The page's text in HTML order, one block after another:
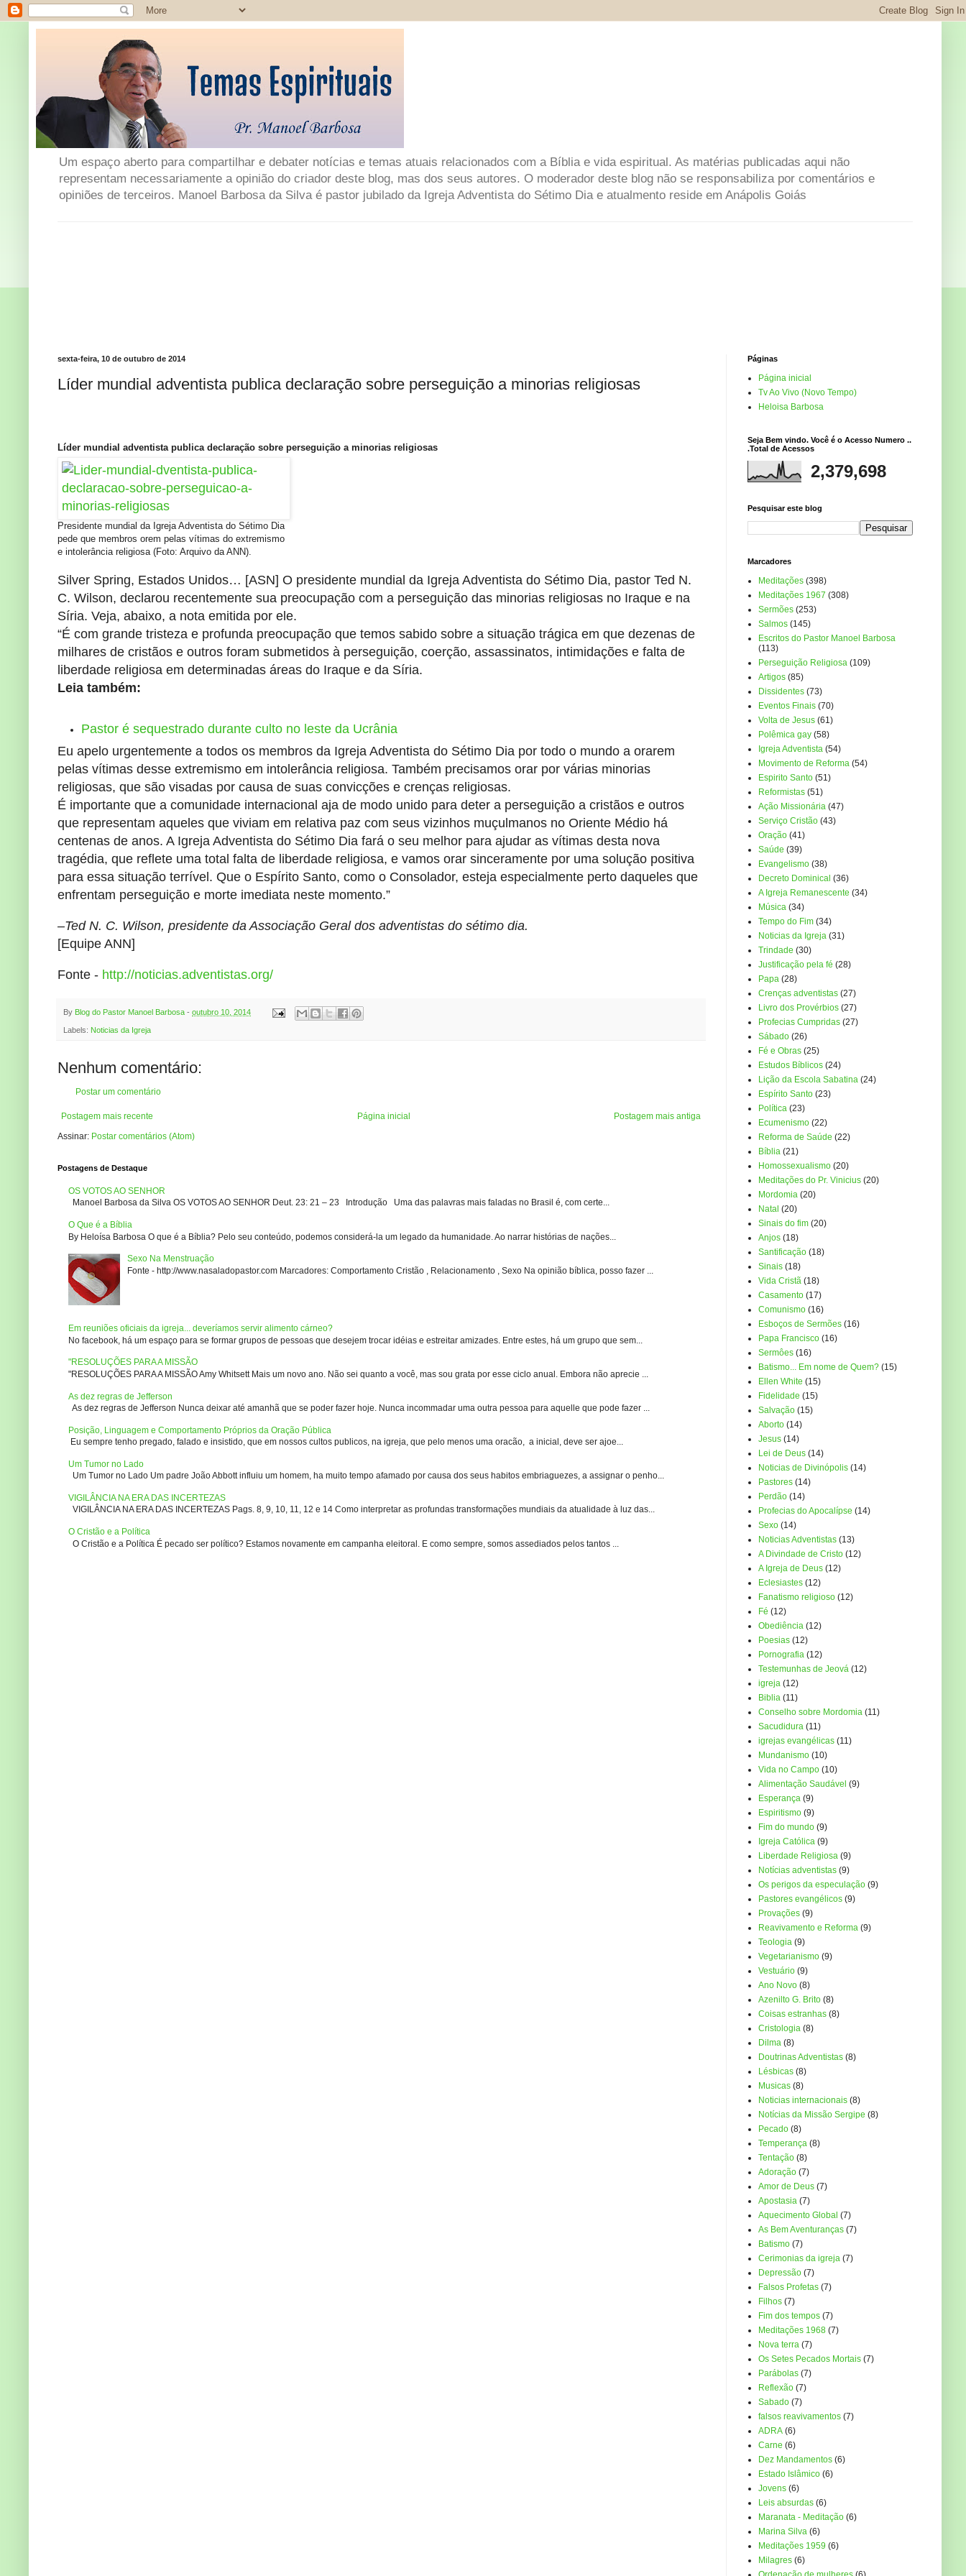
Um espaço aberto para compartilhar e debater notícias e temas atuais relacionados com a Bíblia e vida espiritual. As matérias publicadas aqui não
representam necessariamente a opinião do criador deste blog, mas dos seus autores. O moderador deste blog não se responsabiliza por comentários e
opiniões de terceiros. Manoel Barbosa da Silva é pastor jubilado da Igreja Adventista do Sétimo Dia e atualmento reside em Anápolis Goiás
sexta-feira, 10 de outubro de 2014
Líder mundial adventista publica declaração sobre perseguição a minorias religiosas
Líder mundial adventista publica declaração sobre perseguição a minorias religiosas
Presidente mundial da Igreja Adventista do Sétimo Dia
pede que membros orem pelas vítimas do extremismo
e intolerância religiosa (Foto: Arquivo da ANN).
Silver Spring, Estados Unidos… [ASN] O presidente mundial da Igreja Adventista do Sétimo Dia, pastor Ted N.
C. Wilson, declarou recentemente sua preocupação com a perseguição das minorias religiosas no Iraque e na
Síria. Veja, abaixo, a nota emitida por ele.
“É com grande tristeza e profunda preocupação que temos sabido sobre a situação trágica em que dezenas de
milhares de cristãos e outros foram submetidos à perseguição, coerção, assassinatos, intimidações e falta de
liberdade religiosa em determinadas áreas do Iraque e da Síria.
Leia também:
Pastor é sequestrado durante culto no leste da Ucrânia
Eu apelo urgentemente a todos os membros da Igreja Adventista do Sétimo Dia por todo o mundo a orarem
pelas vítimas desse extremismo em intolerância religiosa. Também precisamos orar por várias minorias
religiosas, que são visadas por causa de suas convicções e crenças religiosas.
É importante que a comunidade internacional aja de modo unido para deter a perseguição a cristãos e outros
que representam aqueles que viviam em relativa paz com seus vizinhos muçulmanos no Oriente Médio há
centenas de anos. A Igreja Adventista do Sétimo Dia fará o seu melhor para ajudar as vítimas desta nova
tragédia, que reflete uma total falta de liberdade religiosa, e vamos orar sinceramente por uma solução positiva
para essa situação terrível. Que o Espírito Santo, como o Consolador, esteja especialmente perto daqueles que
enfrentam perseguição e morte imediata neste momento.”
–Ted N. C. Wilson, presidente da Associação Geral dos adventistas do sétimo dia.
[Equipe ANN]
Fonte - http://noticias.adventistas.org/
By Blog do Pastor Manoel Barbosa - outubro 10, 2014
Labels: Noticias da Igreja
Nenhum comentário:
Postar um comentário
Postagem mais recente Postagem mais antiga
Página inicial
Assinar: Postar comentários (Atom)
Postagens de Destaque
OS VOTOS AO SENHOR
Manoel Barbosa da Silva OS VOTOS AO SENHOR Deut. 23: 21 – 23 Introdução Uma das palavras mais faladas no Brasil é, com certe...
O Que é a Bíblia
By Heloísa Barbosa O que é a Bíblia? Pelo seu conteúdo, podemos considerá-la um legado da humanidade. Ao narrar histórias de nações...
Sexo Na Menstruação
Fonte - http://www.nasaladopastor.com Marcadores: Comportamento Cristão , Relacionamento , Sexo Na opinião bíblica, posso fazer ...
Em reuniões oficiais da igreja... deveríamos servir alimento cárneo?
No facebook, há um espaço para se formar grupos de pessoas que desejem trocar idéias e estreitar amizades. Entre estes, há um grupo que sem...
"RESOLUÇÕES PARA A MISSÃO
"RESOLUÇÕES PARA A MISSÃO Amy Whitsett Mais um novo ano. Não sei quanto a você, mas sou grata por esse ciclo anual. Embora não aprecie ...
As dez regras de Jefferson
As dez regras de Jefferson Nunca deixar até amanhã que se poder fazer hoje. Nunca incommadar uma outra pessoa para aquelle que pode fazer ...
Posição, Linguagem e Comportamento Próprios da Oração Pública
Eu sempre tenho pregado, falado e insistido, que em nossos cultos publicos, na igreja, que pelo menos uma oracão, a inicial, deve ser ajoe...
Um Tumor no Lado
Um Tumor no Lado Um padre João Abbott influiu um homem, ha muito tempo afamado por causa dos seus habitos embriaguezes, a assignar o penho...
VIGILÂNCIA NA ERA DAS INCERTEZAS
VIGILÂNCIA NA ERA DAS INCERTEZAS Pags. 8, 9, 10, 11, 12 e 14 Como interpretar as profundas transformações mundiais da atualidade à luz das...
O Cristão e a Política
O Cristão e a Política É pecado ser político? Estamos novamente em campanha eleitoral. E como sempre, somos assediados pelos tantos ...
Páginas
Página inicial
Tv Ao Vivo (Novo Tempo)
Heloisa Barbosa
Seja Bem vindo. Você é o Acesso Numero ..
.Total de Acessos
2,379,698
Pesquisar este blog
Marcadores
Meditações (398)
Meditações 1967 (308)
Sermões (253)
Salmos (145)
Escritos do Pastor Manoel Barbosa
(113)
Perseguição Religiosa (109)
Artigos (85)
Dissidentes (73)
Eventos Finais (70)
Volta de Jesus (61)
Polêmica gay (58)
Igreja Adventista (54)
Movimento de Reforma (54)
Espirito Santo (51)
Reformistas (51)
Ação Missionária (47)
Serviço Cristão (43)
Oração (41)
Saúde (39)
Evangelismo (38)
Decreto Dominical (36)
A Igreja Remanescente (34)
Música (34)
Tempo do Fim (34)
Noticias da Igreja (31)
Trindade (30)
Justificação pela fé (28)
Papa (28)
Crenças adventistas (27)
Livro dos Provérbios (27)
Profecias Cumpridas (27)
Sábado (26)
Fé e Obras (25)
Estudos Bíblicos (24)
Lição da Escola Sabatina (24)
Espírito Santo (23)
Política (23)
Ecumenismo (22)
Reforma de Saúde (22)
Bíblia (21)
Homossexualismo (20)
Meditações do Pr. Vinicius (20)
Mordomia (20)
Natal (20)
Sinais do fim (20)
Anjos (18)
Santificação (18)
Sinais (18)
Vida Cristã (18)
Casamento (17)
Comunismo (16)
Esboços de Sermões (16)
Papa Francisco (16)
Sermôes (16)
Batismo... Em nome de Quem? (15)
Ellen White (15)
Fidelidade (15)
Salvação (15)
Aborto (14)
Jesus (14)
Lei de Deus (14)
Noticias de Divinópolis (14)
Pastores (14)
Perdão (14)
Profecias do Apocalípse (14)
Sexo (14)
Noticias Adventistas (13)
A Divindade de Cristo (12)
A Igreja de Deus (12)
Eclesiastes (12)
Fanatismo religioso (12)
Fé (12)
Obediência (12)
Poesias (12)
Pornografia (12)
Testemunhas de Jeová (12)
igreja (12)
Biblia (11)
Conselho sobre Mordomia (11)
Sacudidura (11)
igrejas evangélicas (11)
Mundanismo (10)
Vida no Campo (10)
Alimentação Saudável (9)
Esperança (9)
Espiritismo (9)
Fim do mundo (9)
Igreja Católica (9)
Liberdade Religiosa (9)
Notícias adventistas (9)
Os perigos da especulação (9)
Pastores evangélicos (9)
Provações (9)
Reavivamento e Reforma (9)
Teologia (9)
Vegetarianismo (9)
Vestuário (9)
Ano Novo (8)
Azenilto G. Brito (8)
Coisas estranhas (8)
Cristologia (8)
Dilma (8)
Doutrinas Adventistas (8)
Lésbicas (8)
Musicas (8)
Noticias internacionais (8)
Notícias da Missão Sergipe (8)
Pecado (8)
Temperança (8)
Tentação (8)
Adoração (7)
Amor de Deus (7)
Apostasia (7)
Aquecimento Global (7)
As Bem Aventuranças (7)
Batismo (7)
Cerimonias da igreja (7)
Depressão (7)
Falsos Profetas (7)
Filhos (7)
Fim dos tempos (7)
Meditações 1968 (7)
Nova terra (7)
Os Setes Pecados Mortais (7)
Parábolas (7)
Reflexão (7)
Sabado (7)
falsos reavivamentos (7)
ADRA (6)
Carne (6)
Dez Mandamentos (6)
Estado Islâmico (6)
Jovens (6)
Leis absurdas (6)
Maranata - Meditação (6)
Marina Silva (6)
Meditações 1959 (6)
Milagres (6)